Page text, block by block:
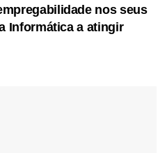
nos seus
Informática a atingir